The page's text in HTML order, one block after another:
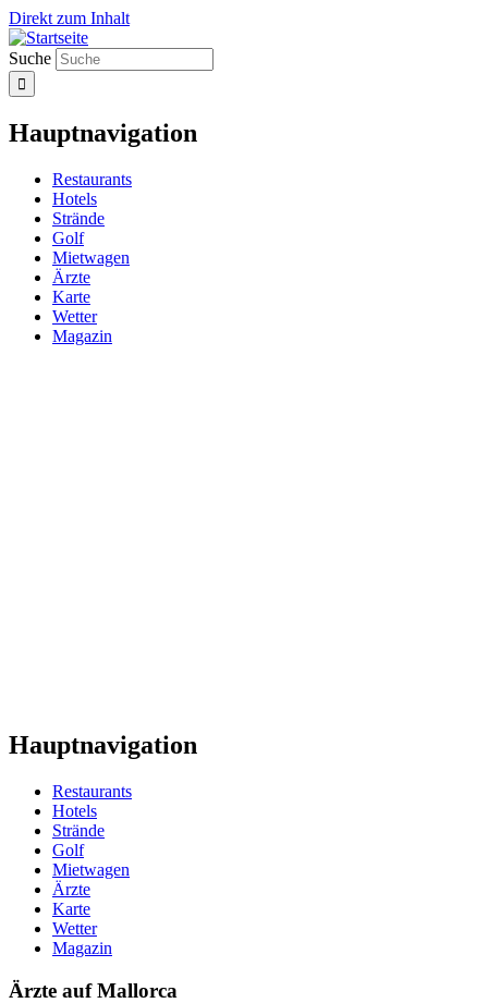
Direkt zum Inhalt
Suche
Hauptnavigation
Restaurants
Hotels
Strände
Golf
Mietwagen
Ärzte
Karte
Wetter
Magazin
Hauptnavigation
Restaurants
Hotels
Strände
Golf
Mietwagen
Ärzte
Karte
Wetter
Magazin
Ärzte auf Mallorca